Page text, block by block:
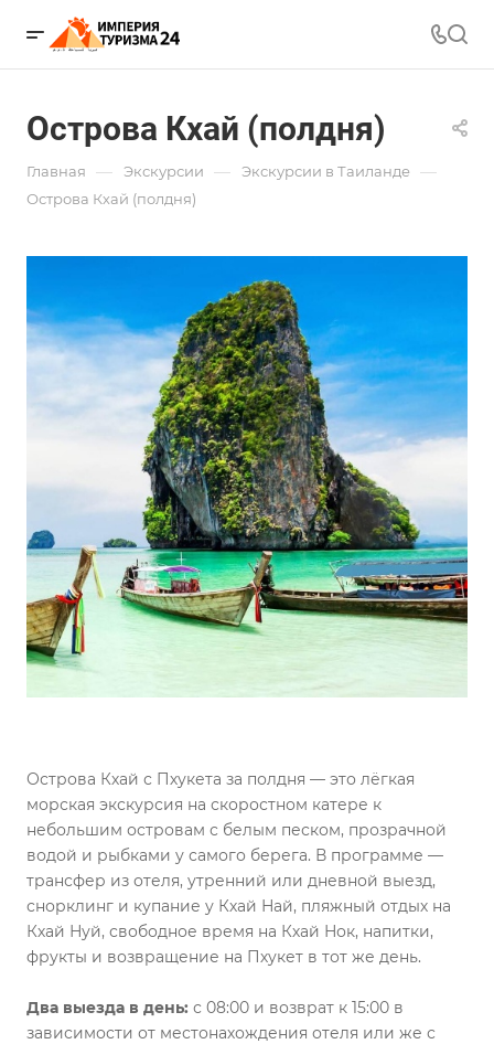
Острова Кхай (полдня)
Главная — Экскурсии — Экскурсии в Таиланде —
Острова Кхай (полдня)
Острова Кхай с Пхукета за полдня — это лёгкая
морская экскурсия на скоростном катере к
небольшим островам с белым песком, прозрачной
водой и рыбками у самого берега. В программе —
трансфер из отеля, утренний или дневной выезд,
снорклинг и купание у Кхай Най, пляжный отдых на
Кхай Нуй, свободное время на Кхай Нок, напитки,
фрукты и возвращение на Пхукет в тот же день.
Два выезда в день: с 08:00 и возврат к 15:00 в
зависимости от местонахождения отеля или же с